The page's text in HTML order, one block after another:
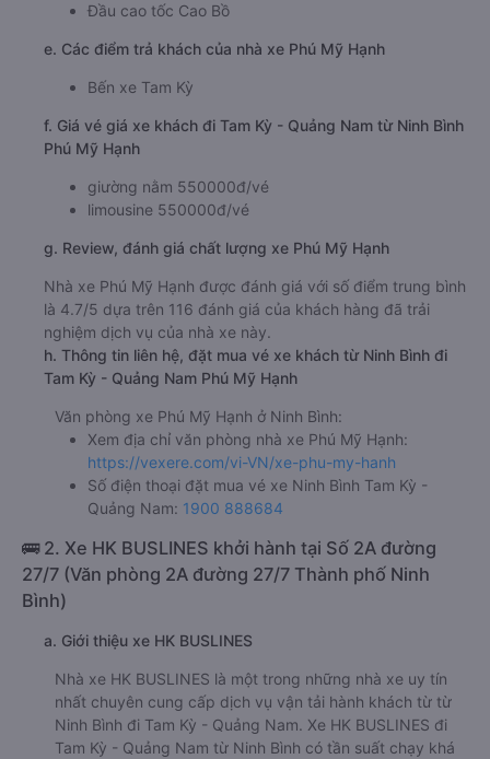
Đầu cao tốc Cao Bồ
e. Các điểm trả khách của nhà xe Phú Mỹ Hạnh
Bến xe Tam Kỳ
f. Giá vé giá xe khách đi Tam Kỳ - Quảng Nam từ Ninh Bình
Phú Mỹ Hạnh
giường nằm 550000đ/vé
limousine 550000đ/vé
g. Review, đánh giá chất lượng xe Phú Mỹ Hạnh
Nhà xe Phú Mỹ Hạnh được đánh giá với số điểm trung bình
là 4.7/5 dựa trên 116 đánh giá của khách hàng đã trải
nghiệm dịch vụ của nhà xe này.
h. Thông tin liên hệ, đặt mua vé xe khách từ Ninh Bình đi
Tam Kỳ - Quảng Nam Phú Mỹ Hạnh
Văn phòng xe Phú Mỹ Hạnh ở Ninh Bình:
Xem địa chỉ văn phòng nhà xe Phú Mỹ Hạnh:
https://vexere.com/vi-VN/xe-phu-my-hanh
Số điện thoại đặt mua vé xe Ninh Bình Tam Kỳ -
Quảng Nam: 1900 888684
🚌 2. Xe HK BUSLINES khởi hành tại Số 2A đường
27/7 (Văn phòng 2A đường 27/7 Thành phố Ninh
Bình)
a. Giới thiệu xe HK BUSLINES
Nhà xe HK BUSLINES là một trong những nhà xe uy tín
nhất chuyên cung cấp dịch vụ vận tải hành khách từ từ
Ninh Bình đi Tam Kỳ - Quảng Nam. Xe HK BUSLINES đi
Tam Kỳ - Quảng Nam từ Ninh Bình có tần suất chạy khá